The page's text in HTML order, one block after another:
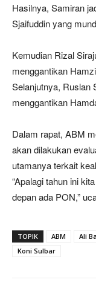
Hasilnya, Samiran
Sjaifuddin yang
Kemudian Rizal
menggantikan
Selanjutnya, Ruslan
menggantikan
Dalam rapat, ABM
akan dilakukan
utamanya terkait
“Apalagi tahun ini
depan ada PON,”
TOPIK ABM Ali
Koni Sulbar